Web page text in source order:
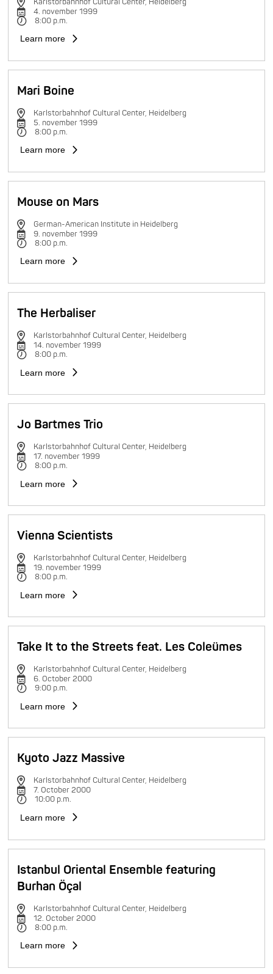
4. november 1999
8:00 p.m.
Learn more
Mari Boine
Karlstorbahnhof Cultural Center, Heidelberg
5. november 1999
8:00 p.m.
Learn more
Mouse on Mars
German-American Institute in Heidelberg
9. november 1999
8:00 p.m.
Learn more
The Herbaliser
Karlstorbahnhof Cultural Center, Heidelberg
14. november 1999
8:00 p.m.
Learn more
Jo Bartmes Trio
Karlstorbahnhof Cultural Center, Heidelberg
17. november 1999
8:00 p.m.
Learn more
Vienna Scientists
Karlstorbahnhof Cultural Center, Heidelberg
19. november 1999
8:00 p.m.
Learn more
Take It to the Streets feat. Les Coleümes
Karlstorbahnhof Cultural Center, Heidelberg
6. October 2000
9:00 p.m.
Learn more
Kyoto Jazz Massive
Karlstorbahnhof Cultural Center, Heidelberg
7. October 2000
10:00 p.m.
Learn more
Istanbul Oriental Ensemble featuring
Burhan Öçal
Karlstorbahnhof Cultural Center, Heidelberg
12. October 2000
8:00 p.m.
Learn more